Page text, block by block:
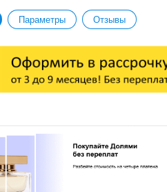
Параметры Отзывы